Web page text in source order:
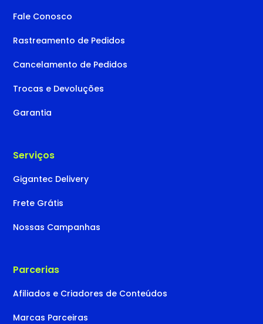
Fale Conosco
Rastreamento de Pedidos
Cancelamento de Pedidos
Trocas e Devoluções
Garantia
Serviços
Gigantec Delivery
Frete Grátis
Nossas Campanhas
Parcerias
Afiliados e Criadores de Conteúdos
Marcas Parceiras